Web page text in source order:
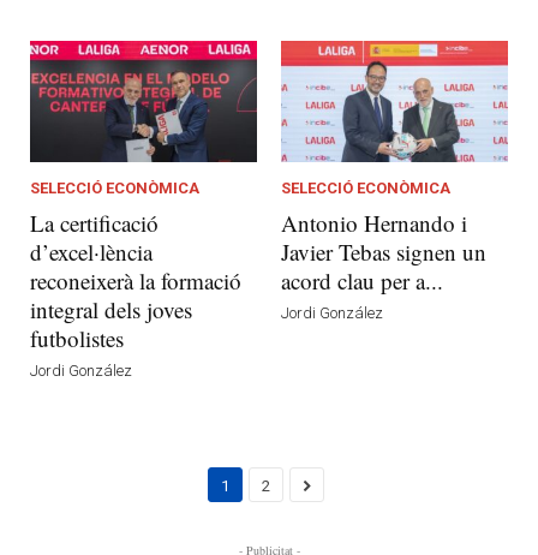
SELECCIÓ ECONÒMICA
La certificació
d’excel·lència
reconeixerà la formació
integral dels joves
futbolistes
Jordi González
SELECCIÓ ECONÒMICA
Antonio Hernando i
Javier Tebas signen un
acord clau per a...
Jordi González
1 2
- Publicitat -